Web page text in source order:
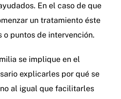
En el caso de que
un tratamiento éste
puntos de intervención.
se implique en el
explicarles por qué se
al igual que facilitarles